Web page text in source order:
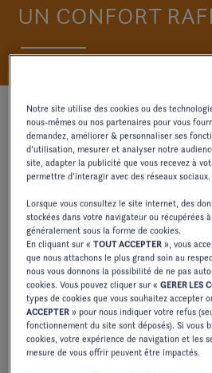
UN CONFORT
Le H4 Surf élève le confort à de
Notre site utilise des cookies ou des
nous-mêmes ou nos partenaires pour vous
demandez, améliorer & personnaliser ses
d’utilisation, mesurer et analyser notre
site, adapter la publicité que vous recevez à
permettre d’interagir avec des réseaux sociaux.
Lorsque vous consultez le site internet, des
stockées dans votre navigateur ou récupérées
généralement sous la forme de cookies.
En cliquant sur «TOUT ACCEPTER », vous
que nous attachons le plus grand soin au
nous vous donnons la possibilité de ne pas
cookies. Vous pouvez cliquer sur «GERER LES
types de cookies que vous souhaitez accepter
ACCEPTER » pour nous indiquer votre refus
fonctionnement du site sont déposés). Si vous
cookies, votre expérience de navigation et les
mesure de vous offrir peuvent être impactés.